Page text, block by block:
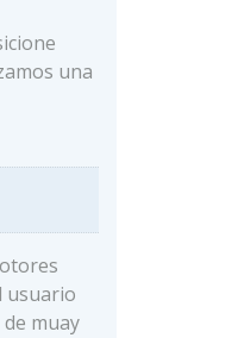
una
usuario
muay